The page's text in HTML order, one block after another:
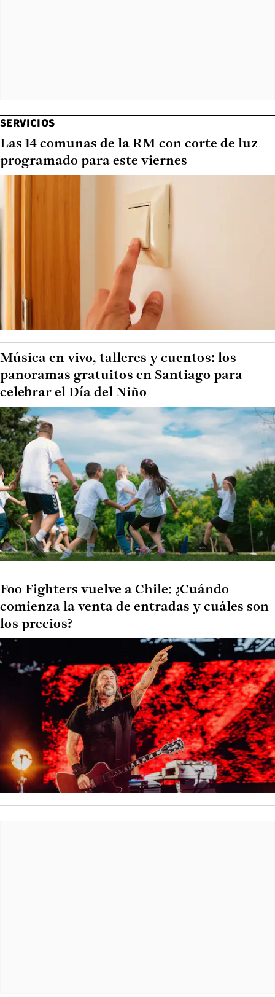
SERVICIOS
Las 14 comunas de la RM con corte de luz
programado para este viernes
Música en vivo, talleres y cuentos: los
panoramas gratuitos en Santiago para
celebrar el Día del Niño
Foo Fighters vuelve a Chile: ¿Cuándo
comienza la venta de entradas y cuáles son
los precios?